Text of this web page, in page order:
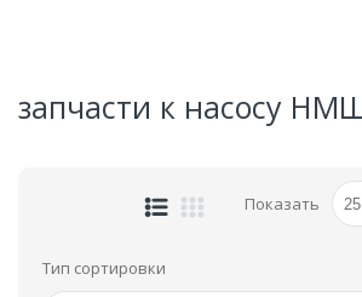
запчасти к насосу
Показать
Тип сортировки